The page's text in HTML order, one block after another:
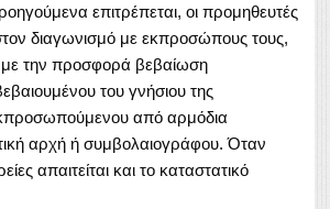
επιτρέπεται, οι προμηθευτές
διαγωνισμό με εκπροσώπους τους,
την προσφορά βεβαίωση
του γνήσιου της
από αρμόδια
αρχή ή συμβολαιογράφου. Όταν
απαιτείται και το καταστατικό